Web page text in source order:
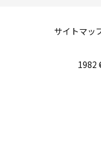
サイトマッ
1982